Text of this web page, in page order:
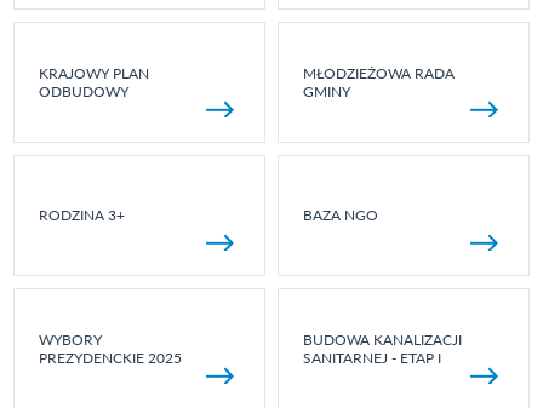
KRAJOWY PLAN
ODBUDOWY
MŁODZIEŻOWA RADA
GMINY
RODZINA 3+ BAZA NGO
WYBORY
PREZYDENCKIE 2025
BUDOWA KANALIZACJI
SANITARNEJ - ETAP I